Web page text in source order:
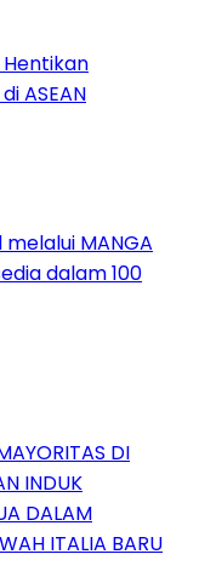
ASEAN
MANGA
dalam 100
DI
INDUK
DALAM
ITALIA BARU